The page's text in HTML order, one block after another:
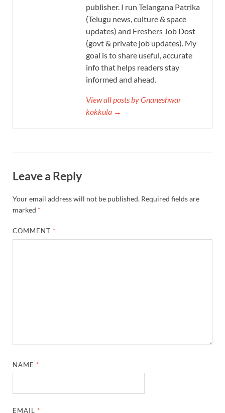
publisher. I run Telangana Patrika
(Telugu news, culture & space
updates) and Freshers Job Dost
(govt & private job updates). My
goal is to share useful, accurate
info that helps readers stay
informed and ahead.
View all posts by Gnaneshwar
kokkula →
Leave a Reply
Your email address will not be published. Required fields are
marked *
COMMENT *
NAME *
EMAIL *